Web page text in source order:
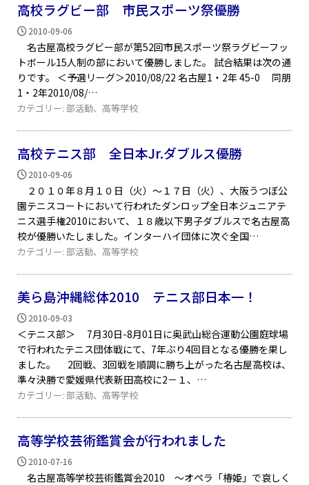
高校ラグビー部 市民スポーツ祭優勝
2010-09-06
名古屋高校ラグビー部が第52回市民スポーツ祭ラグビーフッ
トボール15人制の部において優勝しました。 試合結果は次の通
りです。 ＜予選リーグ＞2010/08/22 名古屋1・2年 45-0 同朋
1・2年2010/08/
カテゴリー:部活動、 高等学校
高校テニス部 全日本Jr.ダブルス優勝
2010-09-06
２０１０年８月１０日（火）～１７日（火）、大阪うつぼ公
園テニスコートにおいて行われたダンロップ全日本ジュニアテ
ニス選手権2010において、１８歳以下男子ダブルスで名古屋高
校が優勝いたしました。インターハイ団体に次ぐ全国
カテゴリー:部活動、 高等学校
美ら島沖縄総体2010 テニス部日本一！
2010-09-03
＜テニス部＞ 7月30日-8月01日に奥武山総合運動公園庭球場
で行われたテニス団体戦にて、7年ぶり4回目となる優勝を果し
ました。 2回戦、3回戦を順調に勝ち上がった名古屋高校は、
準々決勝で愛媛県代表新田高校に2－１、
カテゴリー:部活動、 高等学校
高等学校芸術鑑賞会が行われました
2010-07-16
名古屋高等学校芸術鑑賞会2010 ～オペラ「椿姫」で哀しく